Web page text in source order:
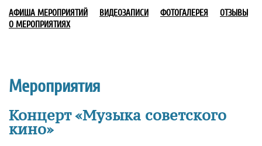
АФИША МЕРОПРИЯТИЙ ВИДЕОЗАПИСИ ФОТОГАЛЕРЕЯ
ОТЗЫВЫ
О МЕРОПРИЯТИЯХ
Мероприятия
Концерт «Музыка советского
кино»